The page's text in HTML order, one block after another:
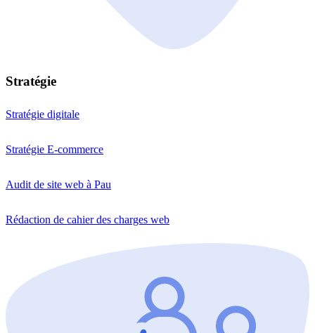
Stratégie
Stratégie digitale
Stratégie E-commerce
Audit de site web à Pau
Rédaction de cahier des charges web